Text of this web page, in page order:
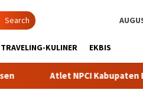
Search
TRAVELING-KULINER EKBIS
Atlet NPCI Kabupaten Bogor